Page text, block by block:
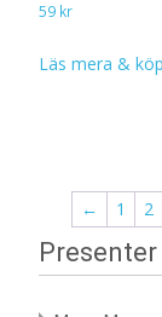
59 kr
Läs mera & köp
← 1 2
Presenter